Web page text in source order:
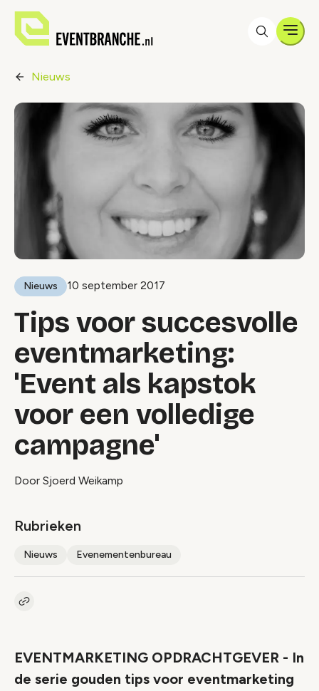
Nieuws
Nieuws 10 september 2017
Tips voor succesvolle
eventmarketing:
'Event als kapstok
voor een volledige
campagne'
Door Sjoerd Weikamp
Rubrieken
Nieuws Evenementenbureau
Kopieer link naar artikel
EVENTMARKETING OPDRACHTGEVER - In
de serie gouden tips voor eventmarketing